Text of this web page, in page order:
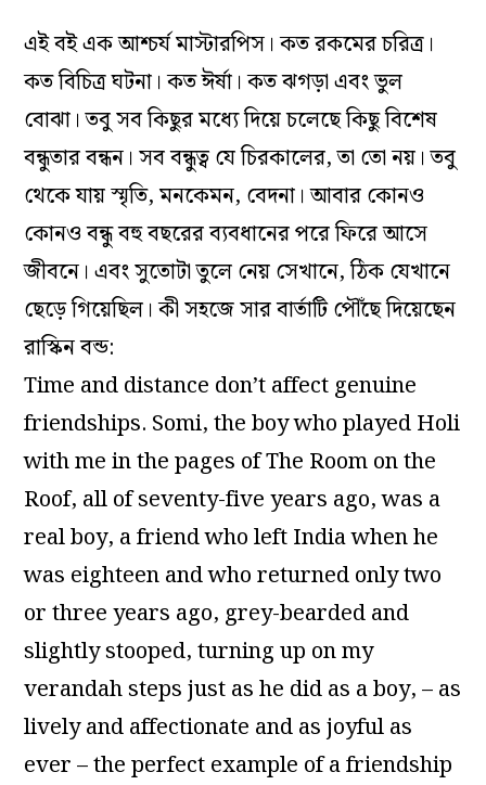
এই বই এক আশ্চর্য মাস্টারপিস। কত রকমের চরিত্র।
কত বিচিত্র ঘটনা। কত ঈর্ষা। কত ঝগড়া এবং ভুল
বোঝা। তবু সব কিছুর মধ্যে দিয়ে চলেছে কিছু বিশেষ
বন্ধুতার বন্ধন। সব বন্ধুত্ব যে চিরকালের, তা তো নয়। তবু
থেকে যায় স্মৃতি, মনকেমন, বেদনা। আবার কোনও
কোনও বন্ধু বহু বছরের ব্যবধানের পরে ফিরে আসে
জীবনে। এবং সুতোটা তুলে নেয় সেখানে, ঠিক যেখানে
ছেড়ে গিয়েছিল। কী সহজে সার বার্তাটি পৌঁছে দিয়েছেন
রাস্কিন বন্ড:
Time and distance don’t affect genuine
friendships. Somi, the boy who played Holi
with me in the pages of The Room on the
Roof, all of seventy-five years ago, was a
real boy, a friend who left India when he
was eighteen and who returned only two
or three years ago, grey-bearded and
slightly stooped, turning up on my
verandah steps just as he did as a boy, – as
lively and affectionate and as joyful as
ever – the perfect example of a friendship